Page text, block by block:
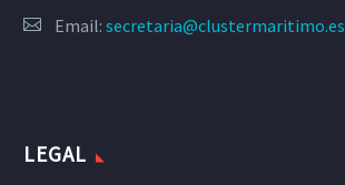
Email: secretaria@clustermaritimo.es
LEGAL